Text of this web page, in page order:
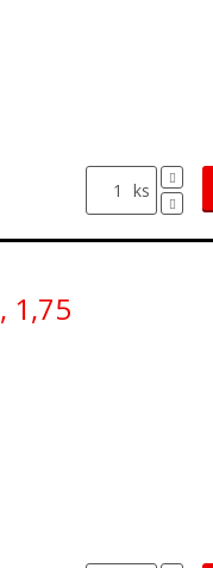
ks
, 1,75